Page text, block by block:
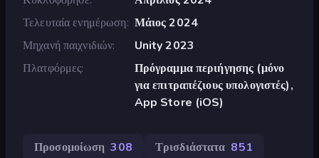
Τελευταία ενημέρωση Μάιος 2024
Μηχανή παιχνιδιών
Unity 2023
Πλατφόρμες
Πρόγραμμα περιήγησης (μόνο
για επιτραπέζιους υπολογιστές),
App Store (iOS)
Προσομοίωση 308 Τρισδιάστατα 851